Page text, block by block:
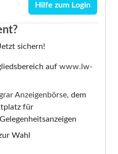
Hilfe zum Login
sichern!
aufwww.lw-
Anzeigenbörse, dem
für
Wahl